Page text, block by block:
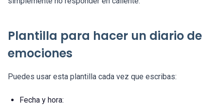
Plantilla para hacer un diario de
emociones
Puedes usar esta plantilla cada vez que escribas:
Fecha y hora: